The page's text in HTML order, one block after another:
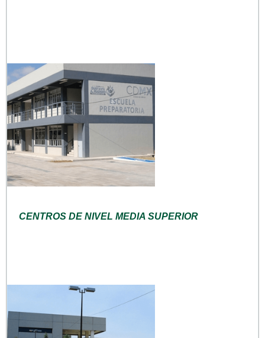
CENTROS DE NIVEL MEDIA SUPERIOR